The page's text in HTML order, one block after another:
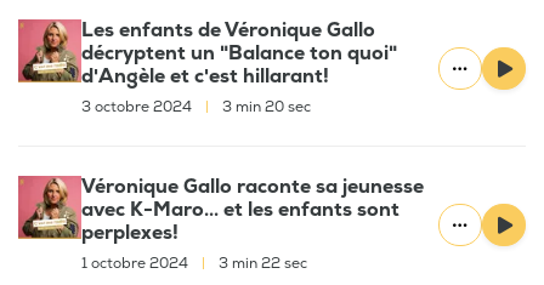
Les enfants de Véronique Gallo
décryptent un "Balance ton quoi"
d'Angèle et c'est hillarant!
3 octobre 2024 3 min 20 sec
Véronique Gallo raconte sa jeunesse
avec K-Maro... et les enfants sont
perplexes!
1 octobre 2024 3 min 22 sec